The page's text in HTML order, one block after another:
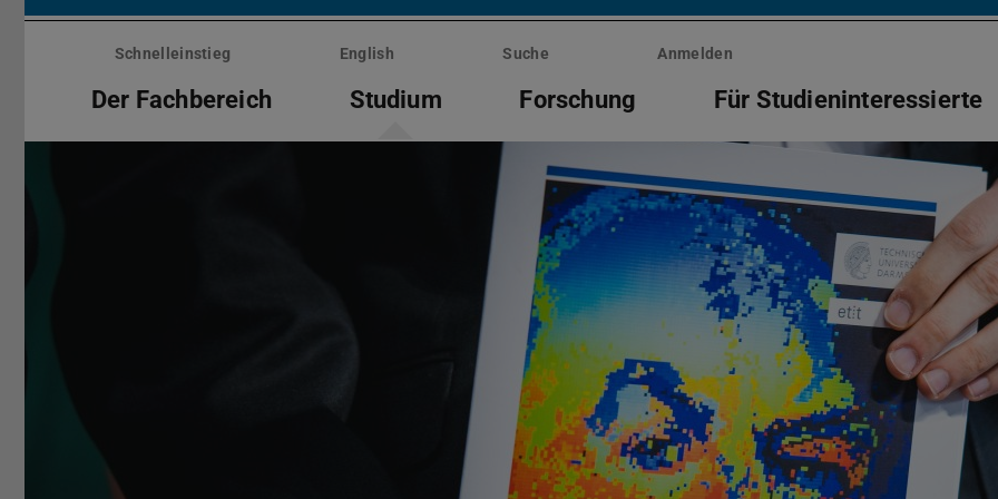
Menü
überspringenSchnelleinstieg English Suche Anmelden
Der Fachbereich Studium Forschung Für Studieninteressierte